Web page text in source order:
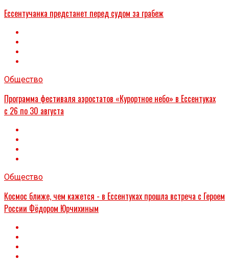
Ессентучанка предстанет перед судом за грабеж
Общество
Программа фестиваля аэростатов «Курортное небо» в Ессентуках
с 26 по 30 августа
Общество
Космос ближе, чем кажется - в Ессентуках прошла встреча с Героем
России Фёдором Юрчихиным